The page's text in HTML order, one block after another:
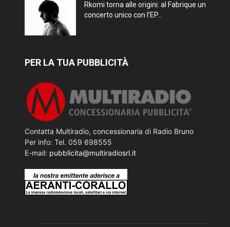
Rkomi torna alle origini: al Fabrique un
concerto unico con l’EP...
PER LA TUA PUBBLICITÀ
Contatta Multiradio, concessionaria di Radio Bruno
Per info: Tel. 059 698555
E-mail: pubblicita@multiradiosrl.it